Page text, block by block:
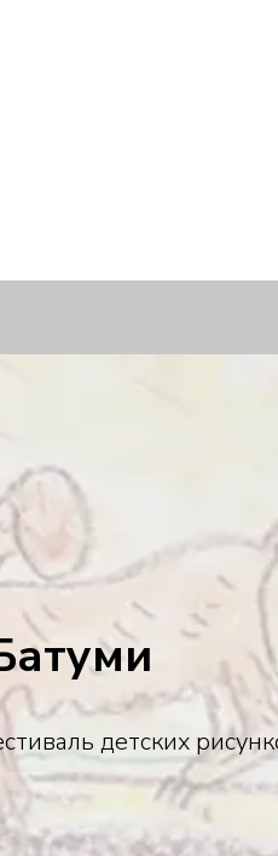
детских